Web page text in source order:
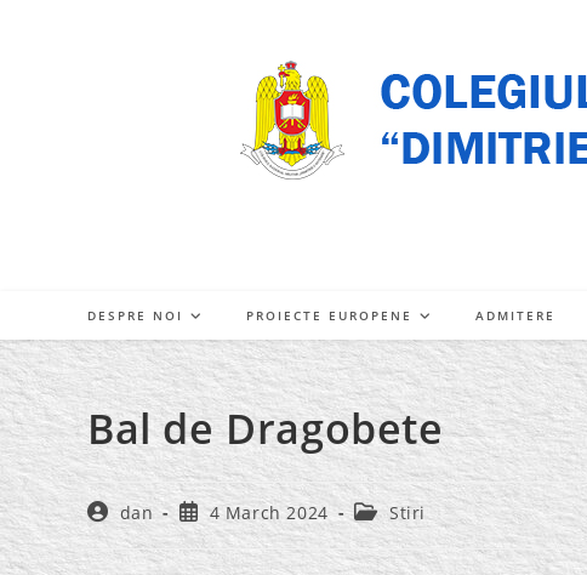
DESPRE NOI PROIECTE EUROPENE ADMITERE
Bal de Dragobete
Post
author:
dan
Post
published:
4 March 2024
Post
category:
Stiri